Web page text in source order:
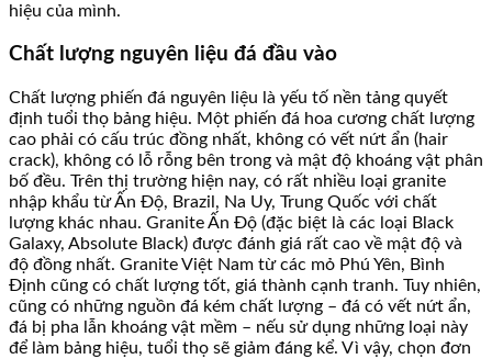
hiệu của mình.
Chất lượng nguyên liệu đá đầu vào
Chất lượng phiến đá nguyên liệu là yếu tố nền tảng quyết
định tuổi thọ bảng hiệu. Một phiến đá hoa cương chất lượng
cao phải có cấu trúc đồng nhất, không có vết nứt ẩn (hair
crack), không có lỗ rỗng bên trong và mật độ khoáng vật phân
bố đều. Trên thị trường hiện nay, có rất nhiều loại granite
nhập khẩu từ Ấn Độ, Brazil, Na Uy, Trung Quốc với chất
lượng khác nhau. Granite Ấn Độ (đặc biệt là các loại Black
Galaxy, Absolute Black) được đánh giá rất cao về mật độ và
độ đồng nhất. Granite Việt Nam từ các mỏ Phú Yên, Bình
Định cũng có chất lượng tốt, giá thành cạnh tranh. Tuy nhiên,
cũng có những nguồn đá kém chất lượng – đá có vết nứt ẩn,
đá bị pha lẫn khoáng vật mềm – nếu sử dụng những loại này
để làm bảng hiệu, tuổi thọ sẽ giảm đáng kể. Vì vậy, chọn đơn